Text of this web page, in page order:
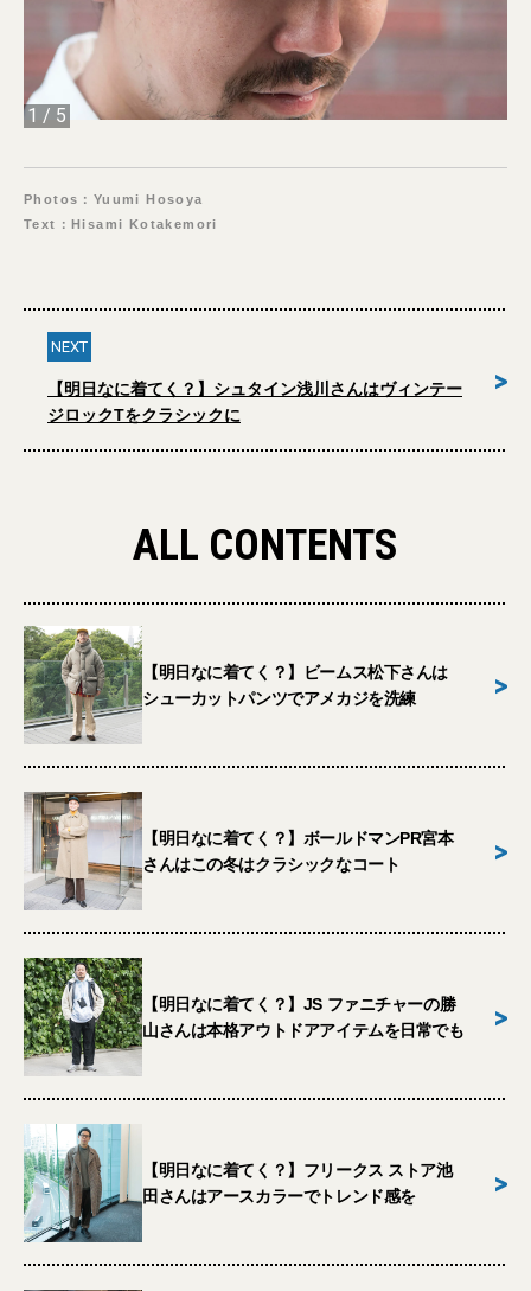
1 / 5
Photos：Yuumi Hosoya
Text：Hisami Kotakemori
NEXT
【明日なに着てく？】シュタイン浅川さんはヴィンテー
ジロックTをクラシックに
>
ALL CONTENTS
【明日なに着てく？】ビームス松下さんは
シューカットパンツでアメカジを洗練
>
【明日なに着てく？】ボールドマンPR宮本
さんはこの冬はクラシックなコート
>
【明日なに着てく？】JS ファニチャーの勝
山さんは本格アウトドアアイテムを日常でも
>
【明日なに着てく？】フリークス ストア池
田さんはアースカラーでトレンド感を
>